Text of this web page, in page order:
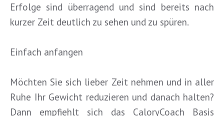
Erfolge sind überragend und sind bereits nach
kurzer Zeit deutlich zu sehen und zu spüren.
Einfach anfangen
Möchten Sie sich lieber Zeit nehmen und in aller
Ruhe Ihr Gewicht reduzieren und danach halten?
Dann empfiehlt sich das CaloryCoach Basis